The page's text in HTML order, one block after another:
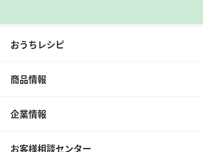
おうちレシピ
商品情報
企業情報
お客様相談センター